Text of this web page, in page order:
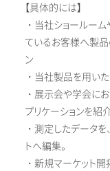
【具体的には】
・当社ショールー
ているお客様へ製
ン
・当社製品を用い
・展示会や学会に
プリケーションを紹介
・測定したデータ
トへ編集。
・新規マーケット